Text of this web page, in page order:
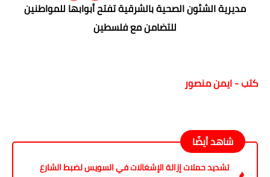
مديرية الشئون الصحية بالشرقية تفتح أبوابها للمواطنين
للتضامن مع فلسطين
كتب - ايمن منصور
شاهد أيضًا
تشديد حملات إزالة الإشغالات في السويس لضبط الشارع